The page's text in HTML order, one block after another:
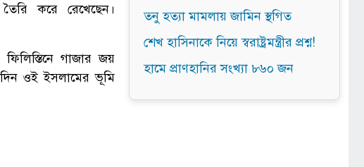
তনু হত্যা মামলায় জামিন স্থগিত
শেখ হাসিনাকে নিয়ে স্বরাষ্ট্রমন্ত্রীর প্রশ্ন!
হামে প্রাণহানির সংখ্যা ৮৬০ জন
করে রেখেছেন।
গাজার জয়
ওই ইসলামের ভূমি